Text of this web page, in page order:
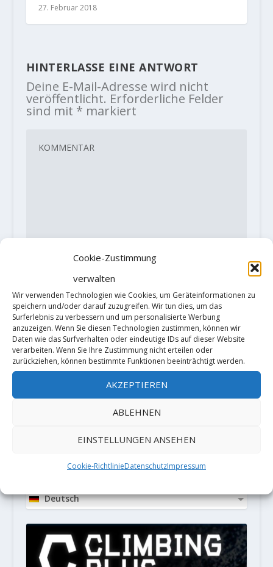
Cookie-Zustimmung
verwalten
Wir verwenden Technologien wie Cookies, um Geräteinformationen zu
speichern und/oder darauf zuzugreifen. Wir tun dies, um das
Surferlebnis zu verbessern und um personalisierte Werbung
anzuzeigen. Wenn Sie diesen Technologien zustimmen, können wir
Daten wie das Surfverhalten oder eindeutige IDs auf dieser Website
verarbeiten. Wenn Sie Ihre Zustimmung nicht erteilen oder
zurückziehen, können bestimmte Funktionen beeinträchtigt werden.
AKZEPTIEREN
ABLEHNEN
EINSTELLUNGEN ANSEHEN
Cookie-RichtlinieDatenschutzImpressum
27. Februar 2018
HINTERLASSE EINE ANTWORT
Deine E-Mail-Adresse wird nicht
veröffentlicht. Erforderliche Felder
sind mit * markiert
Diese Website verwendet Akismet, um
Spam zu reduzieren.Erfahre, wie
deine Kommentardaten verarbeitet
werden.
LOCALIZATION
Deutsch